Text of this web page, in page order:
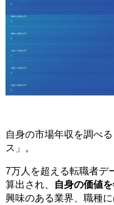
自身の市場年収を調べ
ス」。
7万人を超える転職者デ
算出され、
自身の価値
興味のある業界、職種